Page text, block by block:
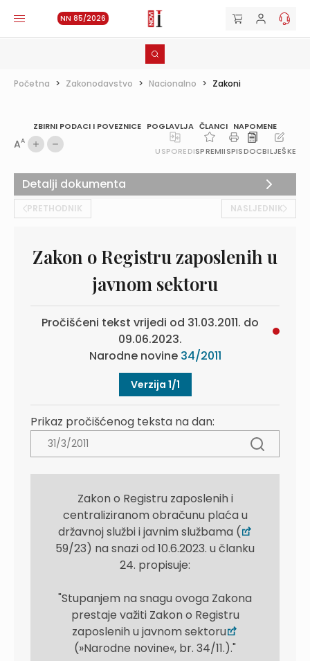
NN 85/2026
Početna > Zakonodavstvo > Nacionalno > Zakoni
ZBIRNI PODACI I POVEZNICE POGLAVLJA ČLANCI NAPOMENE
AA
USPOREDISPREMIISPISDOCBILJEŠKE
PRETHODNIK NASLJEDNIK
Zakon o Registru zaposlenih u
javnom sektoru
Pročišćeni tekst vrijedi od 31.03.2011. do
09.06.2023.
Narodne novine 34/2011
Verzija 1/1
Prikaz pročišćenog teksta na dan:
Zakon o Registru zaposlenih i
centraliziranom obračunu plaća u
državnoj službi i javnim službama (
59/23) na snazi od 10.6.2023. u članku
24. propisuje:
"Stupanjem na snagu ovoga Zakona
prestaje važiti Zakon o Registru
zaposlenih u javnom sektoru
(»Narodne novine«, br. 34/11.)."
Detalji dokumenta